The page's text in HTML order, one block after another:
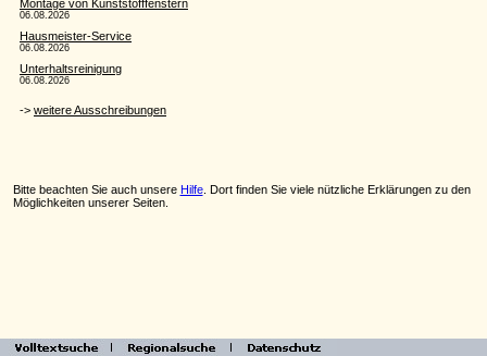
Bitte beachten Sie auch unsere Hilfe. Dort finden Sie viele nützliche Erklärungen zu den
Möglichkeiten unserer Seiten.